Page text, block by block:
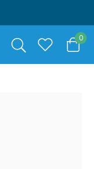
0